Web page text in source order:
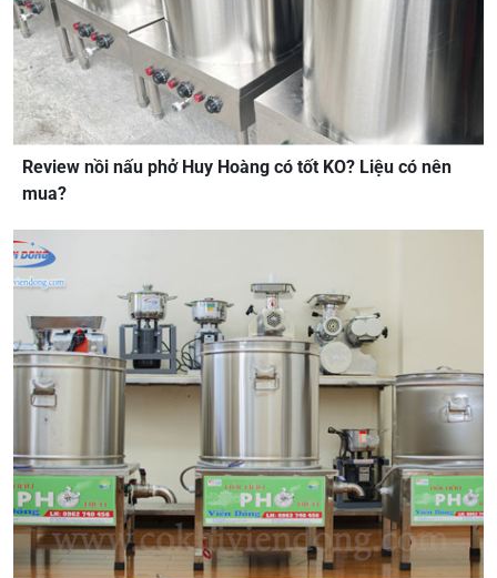
Review nồi nấu phở Huy Hoàng có tốt KO? Liệu có nên
mua?